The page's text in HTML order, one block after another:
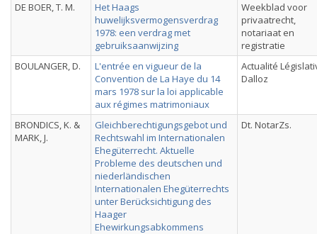
DE BOER, T. M.
Het Haags
huwelijksvermogensverdrag
1978: een verdrag met
gebruiksaanwijzing
Weekblad voor
privaatrecht,
notariaat en
registratie
BOULANGER, D.
L'entrée en vigueur de la
Convention de La Haye du 14
mars 1978 sur la loi applicable
aux régimes matrimoniaux
Actualité
Dalloz
BRONDICS, K. &
MARK, J.
Gleichberechtigungsgebot und
Rechtswahl im Internationalen
Ehegüterrecht. Aktuelle
Probleme des deutschen und
niederländischen
Internationalen Ehegüterrechts
unter Berücksichtigung des
Haager
Ehewirkungsabkommens
Dt. NotarZs.